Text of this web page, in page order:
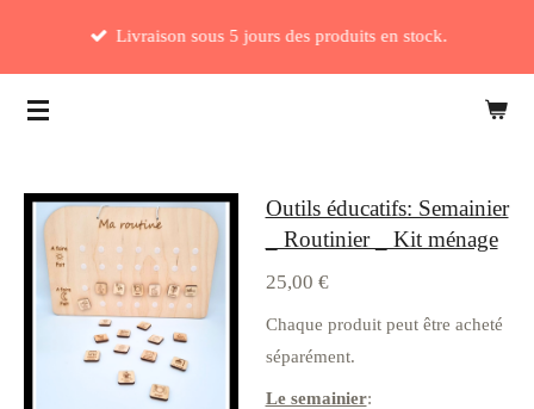
principal
Livraison sous 5 jours des produits en stock.
Outils éducatifs: Semainier
_ Routinier _ Kit ménage
25,00 €
Chaque produit peut être acheté
séparément.
Le semainier: